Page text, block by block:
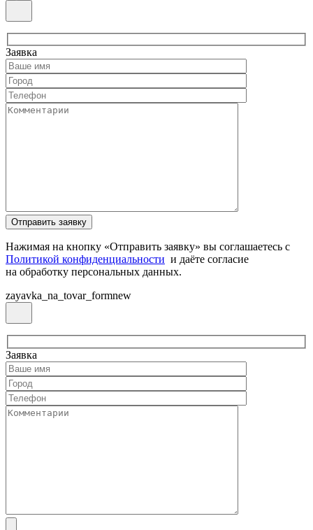
Заявка
Нажимая на кнопку «Отправить заявку» вы соглашаетесь с
Политикой конфиденциальности и даёте согласие
на обработку персональных данных.
zayavka_na_tovar_formnew
Заявка